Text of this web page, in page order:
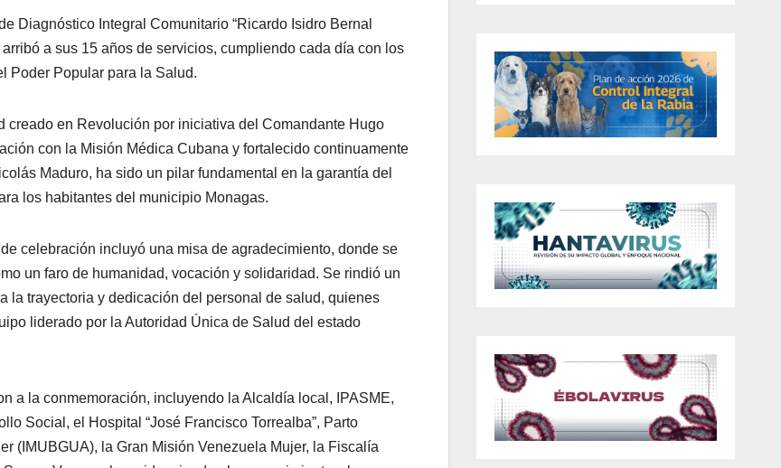
Diagnóstico Integral Comunitario “Ricardo Isidro Bernal
a sus 15 años de servicios, cumpliendo cada día con los
Poder Popular para la Salud.
creado en Revolución por iniciativa del Comandante Hugo
con la Misión Médica Cubana y fortalecido continuamente
Maduro, ha sido un pilar fundamental en la garantía del
los habitantes del municipio Monagas.
celebración incluyó una misa de agradecimiento, donde se
un faro de humanidad, vocación y solidaridad. Se rindió un
la trayectoria y dedicación del personal de salud, quienes
liderado por la Autoridad Única de Salud del estado
a la conmemoración, incluyendo la Alcaldía local, IPASME,
Social, el Hospital “José Francisco Torrealba”, Parto
(IMUBGUA), la Gran Misión Venezuela Mujer, la Fiscalía